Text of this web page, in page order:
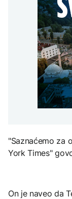
"Saznaćemo za
York Times"
On je naveo da